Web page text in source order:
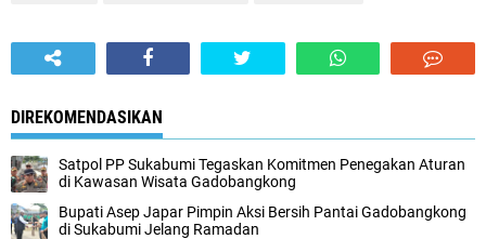
DIREKOMENDASIKAN
Satpol PP Sukabumi Tegaskan Komitmen Penegakan Aturan
di Kawasan Wisata Gadobangkong
Bupati Asep Japar Pimpin Aksi Bersih Pantai Gadobangkong
di Sukabumi Jelang Ramadan